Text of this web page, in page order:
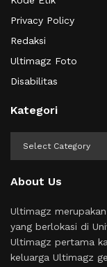
Privacy Policy
Redaksi
Ultimagz Foto
Disabilitas
Kategori
About Us
Ultimagz
yang berlokasi di
Ultimagz pertama
keluarga Ultimagz